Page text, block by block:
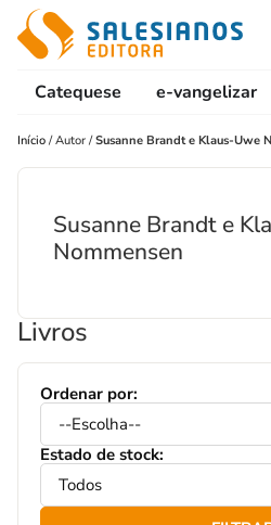
Catequese e-vangelizar
Início /Autor /Susanne Brandt e Klaus-Uwe
Susanne Brandt e
Nommensen
Livros
Ordenar por:
Estado de stock: